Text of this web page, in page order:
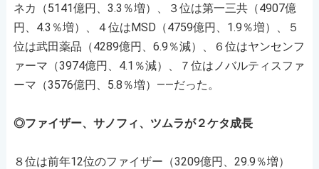
ネカ（5141億円、3.3％増）、３位は第一三共（4907億
円、4.3％増）、４位はMSD（4759億円、1.9％増）、５
位は武田薬品（4289億円、6.9％減）、６位はヤンセンフ
ァーマ（3974億円、4.1％減）、７位はノバルティスファ
ーマ（3576億円、5.8％増）――だった。
◎ファイザー、サノフィ、ツムラが２ケタ成長
８位は前年12位のファイザー（3209億円、29.9％増）